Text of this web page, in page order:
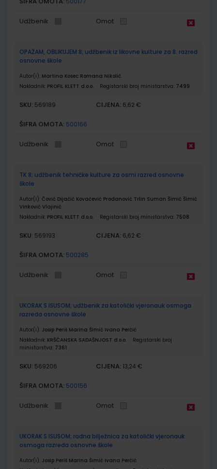
Udžbenik Omot
OPAŽAM, OBLIKUJEM 8; udžbenik iz likovne kulture za 8. razred
osnovne škole
Autor(i): Martina Kosec Romana Nikolić
Nakladnik: PROFIL KLETT d.o.o. Registarski broj ministarstva: 7499
SKU: 569189 CIJENA: 6,62 €
ŠIFRA OMOTA: 500166
Udžbenik Omot
TK 8; udžbenik tehničke kulture za osmi razred osnovne
škole
Autor(i): Čović Dijačić Kovačević Prodanović Trlin Suman Šimić Šimić
Vinković Vlajinić
Nakladnik: PROFIL KLETT d.o.o. Registarski broj ministarstva: 7508
SKU: 569193 CIJENA: 6,62 €
ŠIFRA OMOTA: 500285
Udžbenik Omot
UKORAK S ISUSOM; udžbenik za katolički vjeronauk osmoga
razreda osnovne škole
Autor(i): Josip Periš Marina Šimić Ivana Perčić
Nakladnik: KRŠĆANSKA SADAŠNJOST d.o.o.
Registarski broj
ministarstva: 7361
SKU: 569206 CIJENA: 13,24 €
ŠIFRA OMOTA: 500156
Udžbenik Omot
UKORAK S ISUSOM; radna bilježnica za katolički vjeronauk
osmoga razreda osnovne škole
Autor(i): Josip Periš Marina Šimić Ivana Perčić